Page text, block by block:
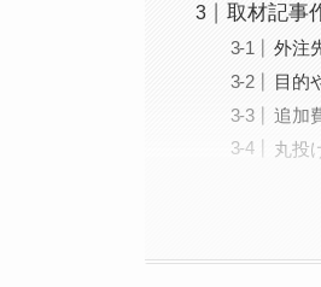
取材記事
外注
目的
追加
丸投